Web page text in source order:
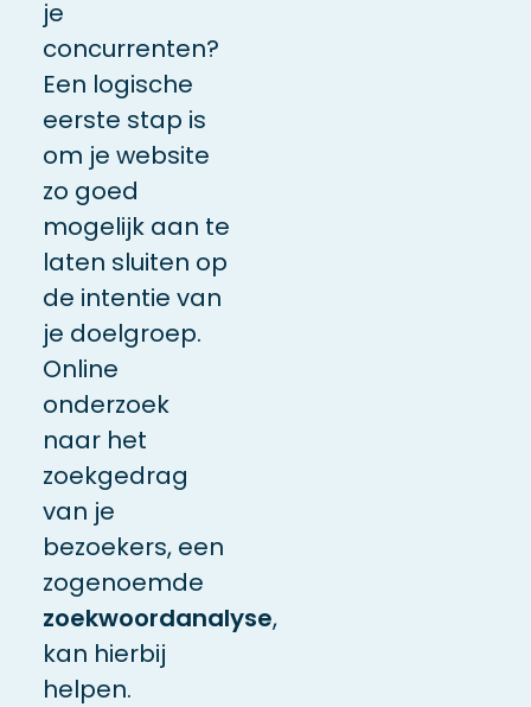
je
concurrenten?
Een logische
eerste stap is
om je website
zo goed
mogelijk aan te
laten sluiten op
de intentie van
je doelgroep.
Online
onderzoek
naar het
zoekgedrag
van je
bezoekers, een
zogenoemde
zoekwoordanalyse,
kan hierbij
helpen.